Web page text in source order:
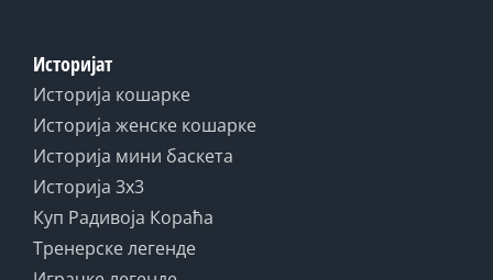
Историјат
Историја кошарке
Историја женске кошарке
Историја мини баскета
Историја 3x3
Куп Радивоја Кораћа
Тренерске легенде